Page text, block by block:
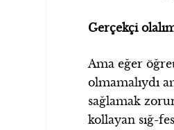
Gerçekçi
Ama eğer
olmamalıydı
sağlamak
kollayan sığ-